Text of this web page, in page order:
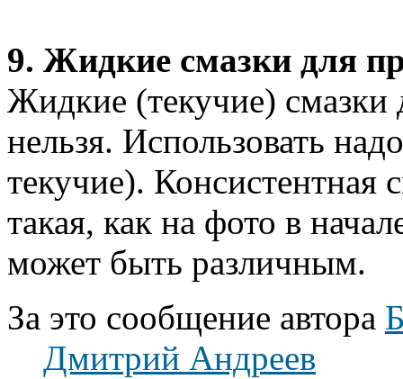
9. Жидкие смазки для
Жидкие (текучие) смазки
нельзя. Использовать
текучие). Консистентная
такая, как на фото в
может быть различным.
За это сообщение автора
Дмитрий Андреев